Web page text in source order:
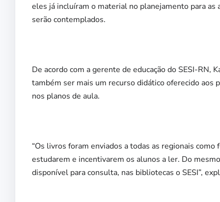
eles já incluíram o material no planejamento para
serão contemplados.
De acordo com a gerente de educação do SESI-RN,
também ser mais um recurso didático oferecido aos
nos planos de aula.
“Os livros foram enviados a todas as regionais
estudarem e incentivarem os alunos a ler. Do
disponível para consulta, nas bibliotecas o SESI”,